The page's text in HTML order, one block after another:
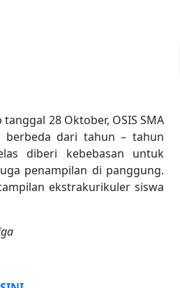
28 Oktober, OSIS SMA
berbeda dari tahun – tahun
diberi kebebasan untuk
penampilan di panggung.
ekstrakurikuler siswa